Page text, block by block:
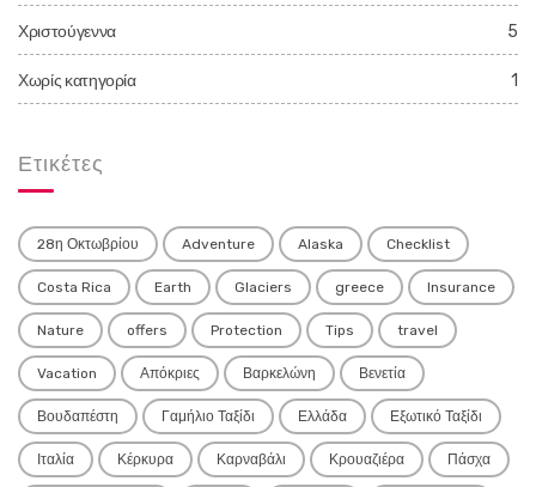
Χριστούγεννα 5
Χωρίς κατηγορία 1
Ετικέτες
28η Οκτωβρίου Adventure Alaska Checklist
Costa Rica Earth Glaciers greece Insurance
Nature offers Protection Tips travel
Vacation Απόκριες Βαρκελώνη Βενετία
Βουδαπέστη Γαμήλιο Ταξίδι Ελλάδα Εξωτικό Ταξίδι
Ιταλία Κέρκυρα Καρναβάλι Κρουαζιέρα Πάσχα